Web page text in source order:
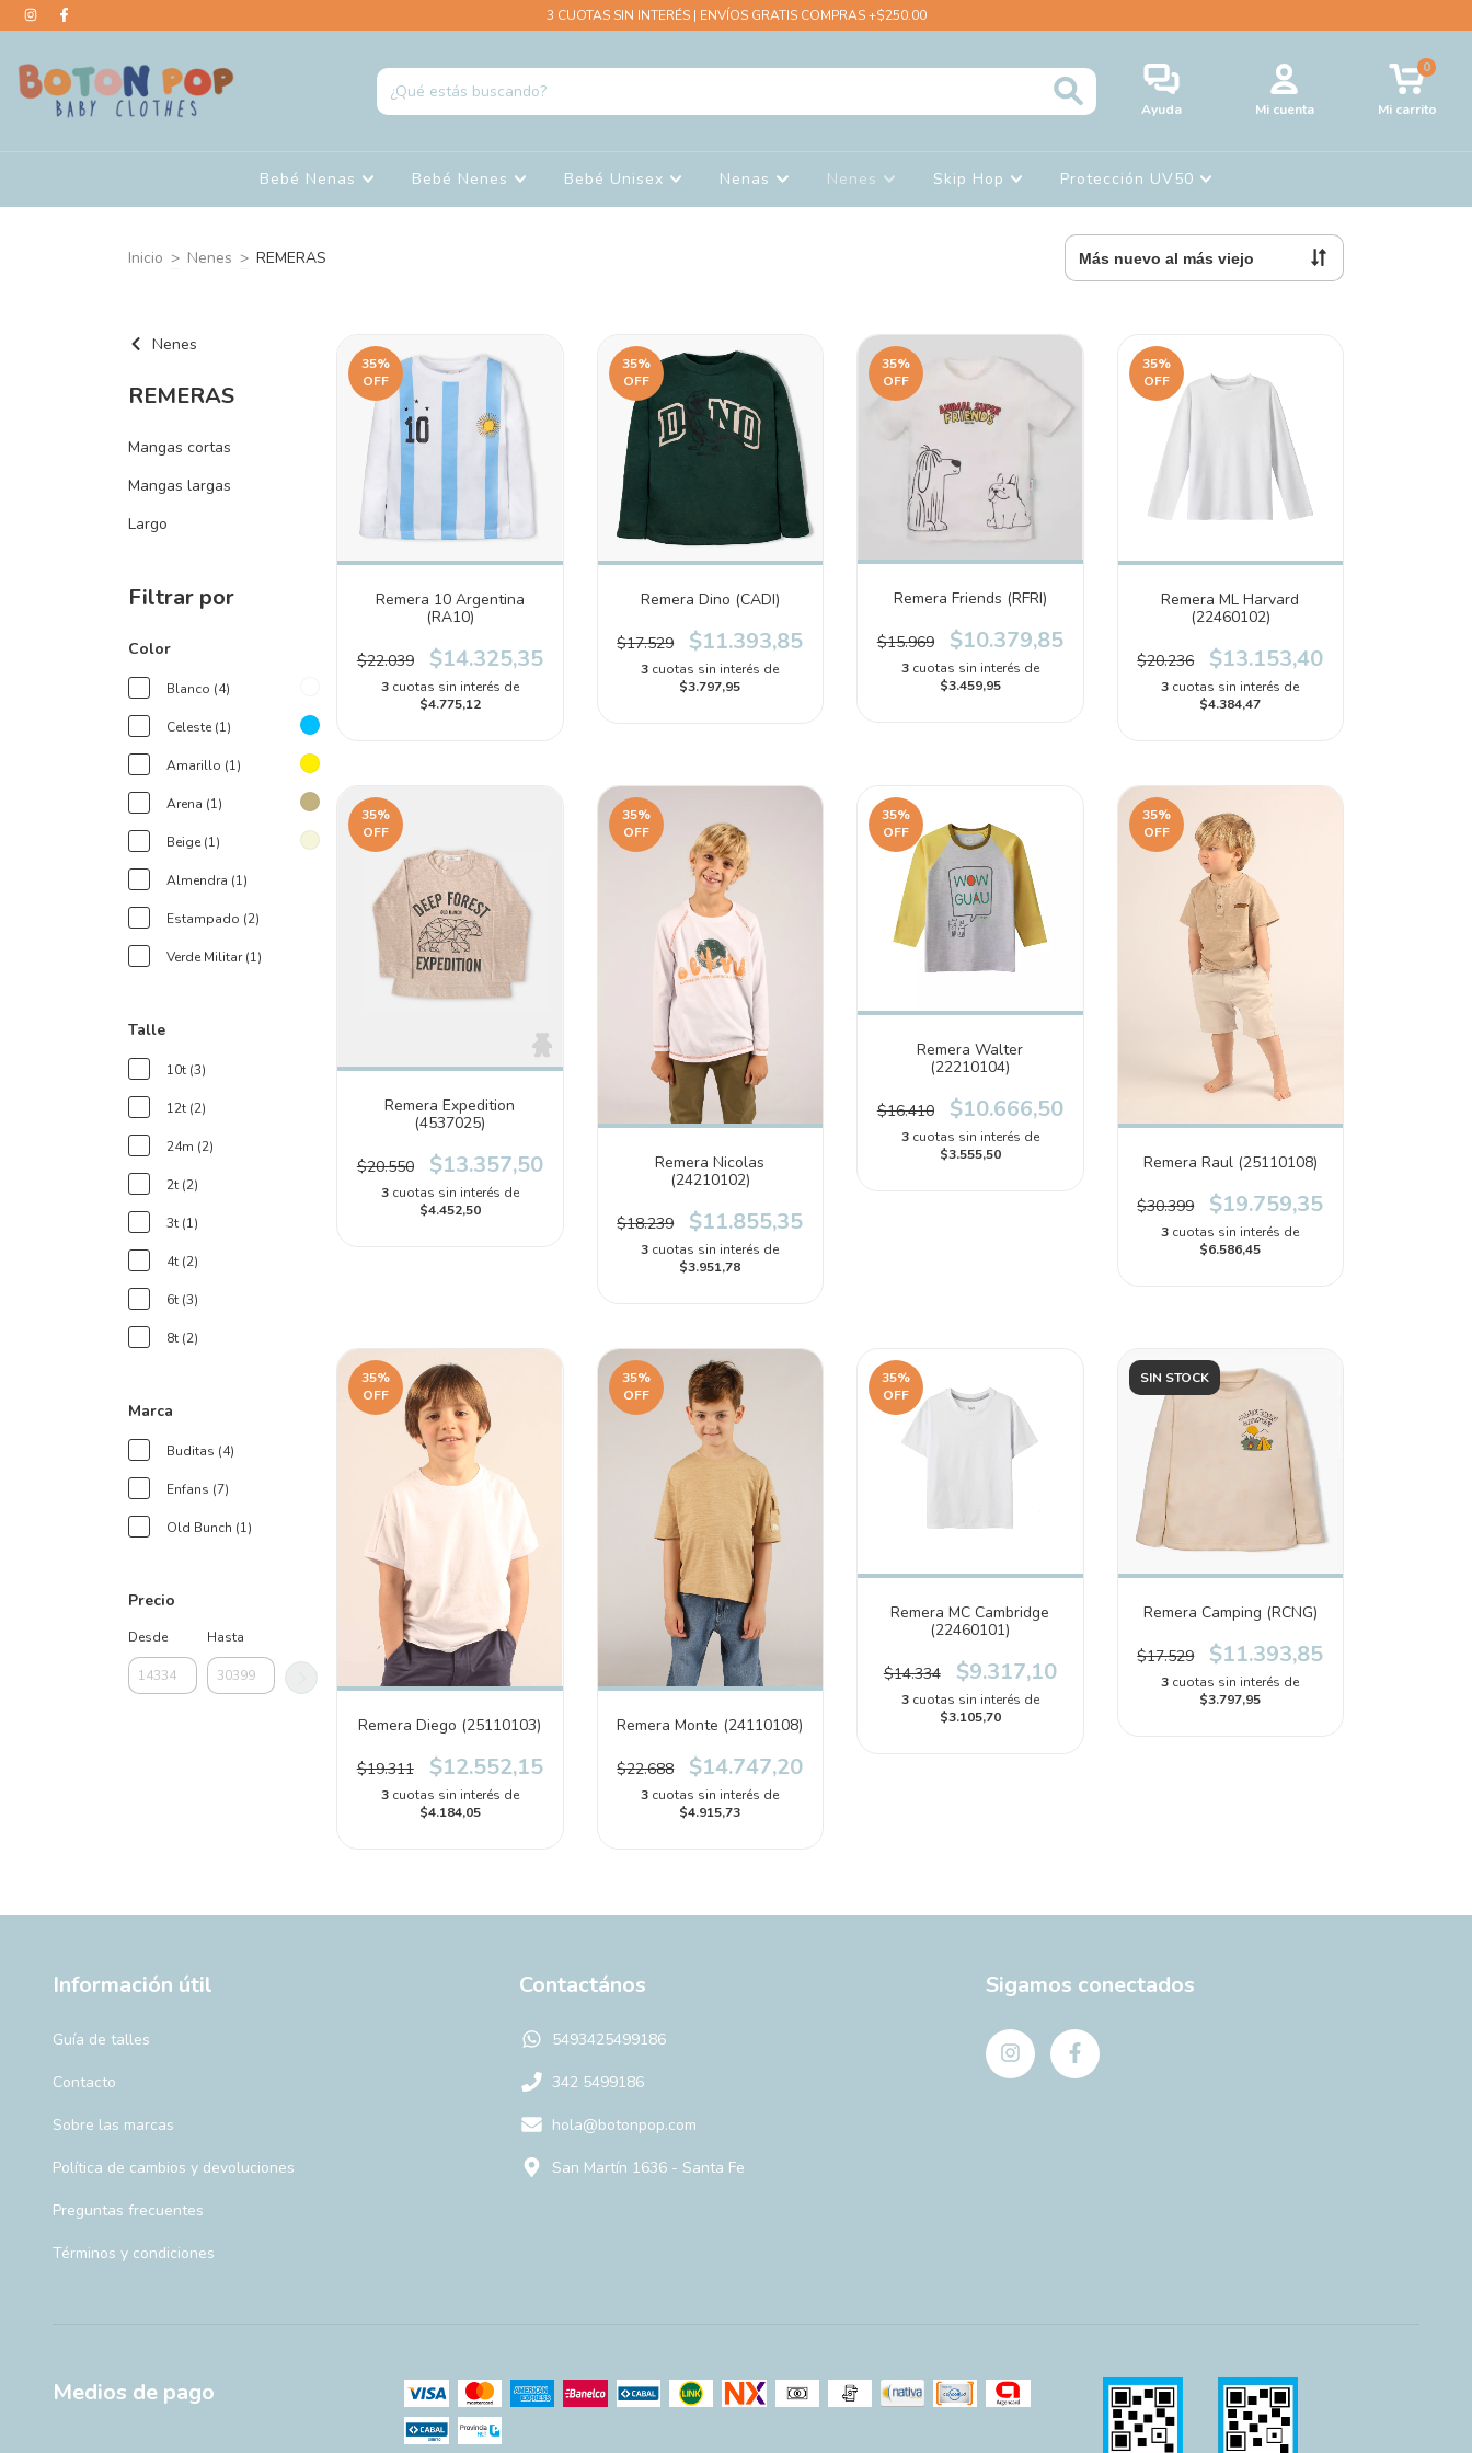
3 CUOTAS SIN INTERÉS | ENVÍOS GRATIS COMPRAS +$250.00
Ayuda Mi cuenta Mi carrito
0
Bebé Nenas Bebé Nenes Bebé Unisex Nenas Nenes Skip Hop Protección UV50
Inicio > Nenes > REMERAS
Nenes
REMERAS
Mangas cortas
Mangas largas
Largo
Filtrar por
Color
Blanco (4)
Celeste (1)
Amarillo (1)
Arena (1)
Beige (1)
Almendra (1)
Estampado (2)
Verde Militar (1)
Talle
10t (3)
12t (2)
24m (2)
2t (2)
3t (1)
4t (2)
6t (3)
8t (2)
Marca
Buditas (4)
Enfans (7)
Old Bunch (1)
Precio
Desde Hasta
35%
OFF
Remera 10 Argentina
(RA10)
$22.039 $14.325,35
3 cuotas sin interés de
$4.775,12
35%
OFF
Remera Dino (CADI)
$17.529 $11.393,85
3 cuotas sin interés de
$3.797,95
35%
OFF
Remera Friends (RFRI)
$15.969 $10.379,85
3 cuotas sin interés de
$3.459,95
35%
OFF
Remera ML Harvard
(22460102)
$20.236 $13.153,40
3 cuotas sin interés de
$4.384,47
35%
OFF
Remera Expedition
(4537025)
$20.550 $13.357,50
3 cuotas sin interés de
$4.452,50
35%
OFF
Remera Nicolas
(24210102)
$18.239 $11.855,35
3 cuotas sin interés de
$3.951,78
35%
OFF
Remera Walter
(22210104)
$16.410 $10.666,50
3 cuotas sin interés de
$3.555,50
35%
OFF
Remera Raul (25110108)
$30.399 $19.759,35
3 cuotas sin interés de
$6.586,45
35%
OFF
Remera Diego (25110103)
$19.311 $12.552,15
3 cuotas sin interés de
$4.184,05
35%
OFF
Remera Monte (24110108)
$22.688 $14.747,20
3 cuotas sin interés de
$4.915,73
35%
OFF
Remera MC Cambridge
(22460101)
$14.334 $9.317,10
3 cuotas sin interés de
$3.105,70
SIN STOCK
Remera Camping (RCNG)
$17.529 $11.393,85
3 cuotas sin interés de
$3.797,95
Información útil
Guía de talles
Contacto
Sobre las marcas
Política de cambios y devoluciones
Preguntas frecuentes
Términos y condiciones
Contactános
5493425499186
342 5499186
hola@botonpop.com
San Martín 1636 - Santa Fe
Sigamos conectados
Medios de pago